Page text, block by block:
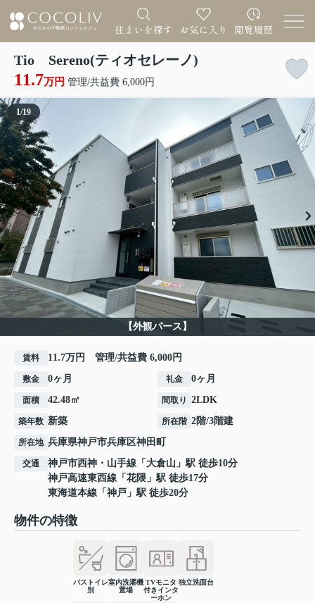
Tio Sereno(ティオセレーノ)
11.7万円 管理/共益費 6,000円
【外観パース】
1/19
賃料 11.7万円 管理/共益費 6,000円
敷金 0ヶ月 礼金 0ヶ月
面積 42.48㎡ 間取り 2LDK
築年数 新築 所在階 2階/3階建
所在地 兵庫県神戸市兵庫区神田町
交通 神戸市西神・山手線 「 大倉山 」駅 徒歩10分
神戸高速東西線 「 花隈 」駅 徒歩17分
東海道本線 「 神戸 」駅 徒歩20分
物件の特徴
バストイレ
別
室内洗濯機
置場
TVモニタ
付きインタ
ーホン
独立洗面台